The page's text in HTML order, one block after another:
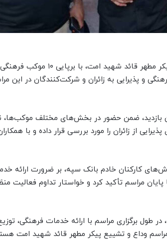
بانک سپه همزمان با برگزاری مراسم وداع و تشییع پیکر مطهر قائد شهید امت، با برپایی
و پذیرایی به زائران و شرکت‌کنندگان در این
بازدید، ضمن حضور در بخش‌های مختلف موکب‌ها،
از زائران را مورد بررسی قرار داده و با
کارکنان خادم بانک سپه، بر ضرورت ارائه
مراسم تأکید کرد و خواستار تداوم فعالیت
برگزاری مراسم با ارائه خدمات فرهنگی،
مراسم وداع و تشییع پیکر مطهر قائد شهید امت